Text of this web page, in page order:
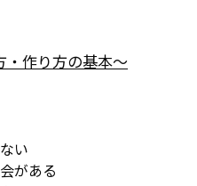
・作り方の基本～
い
がある